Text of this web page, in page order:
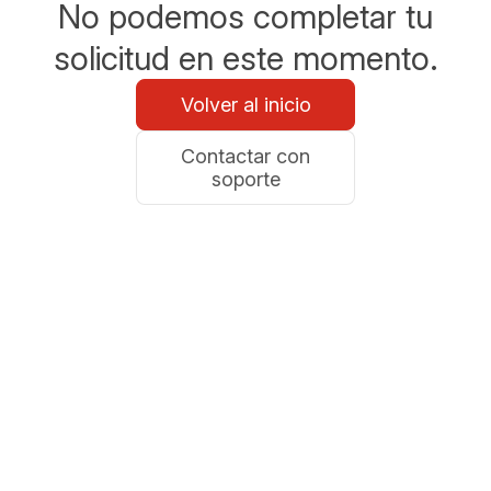
No podemos completar tu
solicitud en este momento.
Volver al inicio
Contactar con
soporte